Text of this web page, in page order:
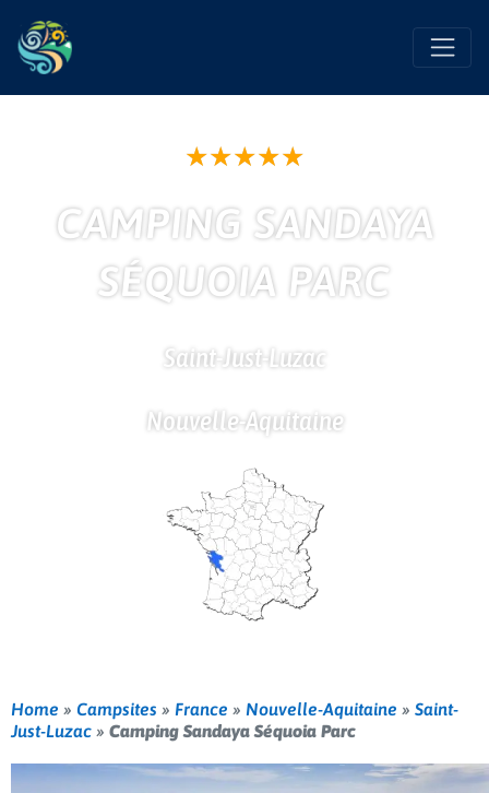
★★★★★
CAMPING SANDAYA
SÉQUOIA PARC
Saint-Just-Luzac
Nouvelle-Aquitaine
Home » Campsites » France » Nouvelle-Aquitaine » Saint-
Just-Luzac » Camping Sandaya Séquoia Parc